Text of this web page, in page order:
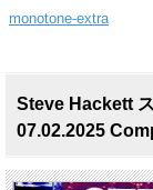
monotone-extra
Steve Hackett
07.02.2025